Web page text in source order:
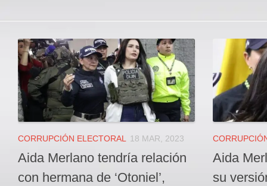
Politica
Local
Deportes
JUDICIAL
ÁREA METROPOLITANA
REGIONAL
DEPARTAMENTAL
Internacional
OPINIÓN
CORRUPCIÓN ELECTORAL 18 MAR, 2023
Aida Merlano tendría relación
con hermana de ‘Otoniel’,
Aida
su